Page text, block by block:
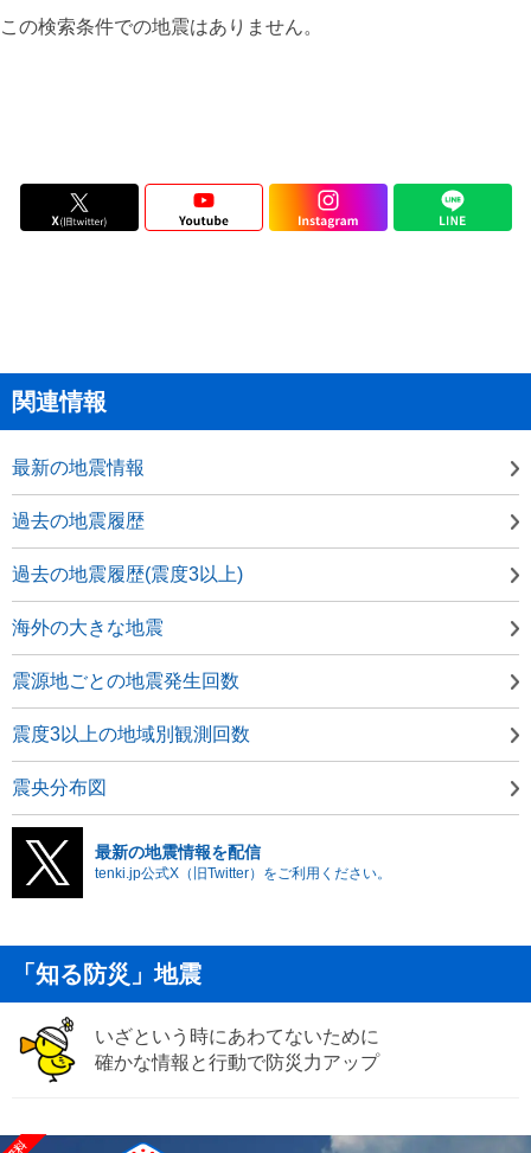
この検索条件での地震はありません。
関連情報
最新の地震情報
過去の地震履歴
過去の地震履歴(震度3以上)
海外の大きな地震
震源地ごとの地震発生回数
震度3以上の地域別観測回数
震央分布図
最新の地震情報を配信
tenki.jp公式X（旧Twitter）をご利用ください。
「知る防災」地震
いざという時にあわてないために
確かな情報と行動で防災力アップ